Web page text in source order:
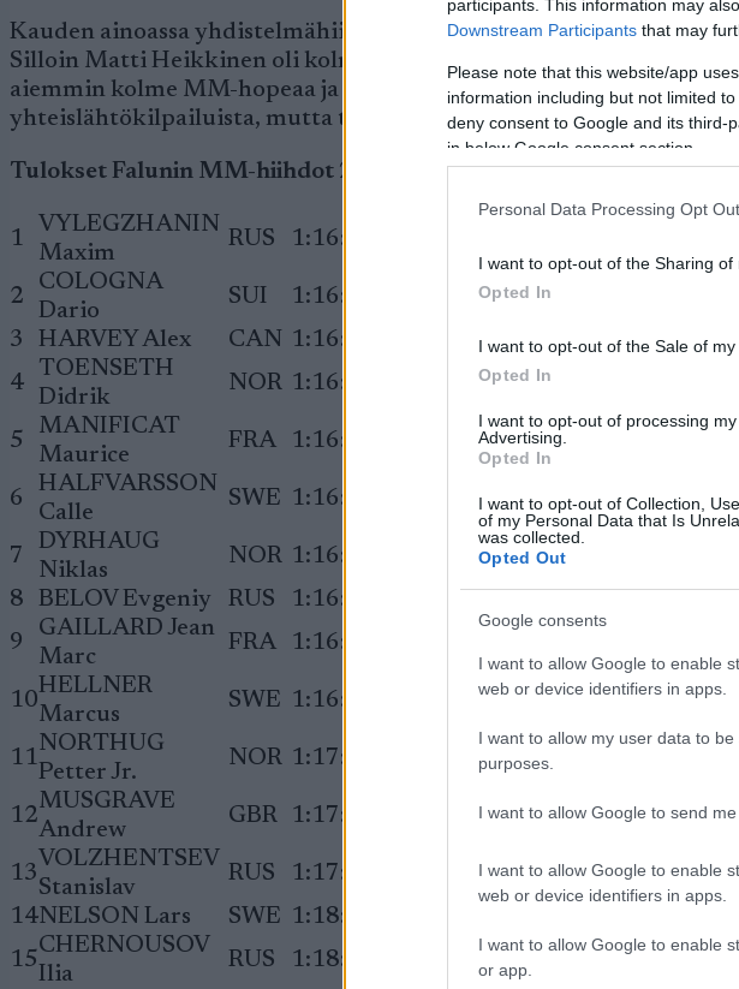
participants. This information may
Downstream Participants that may
Please note that this website/app
information including but not limited
deny consent to Google and its third-
in below Google consent section.
Personal Data Processing Opt
I want to opt-out of the Sharing of
Opted In
I want to opt-out of the Sale of my
Opted In
I want to opt-out of processing
Advertising.
Opted In
I want to opt-out of Collection,
of my Personal Data that Is
was collected.
Opted Out
Google consents
I want to allow Google to enable
web or device identifiers in apps.
I want to allow my user data to
purposes.
I want to allow Google to send
I want to allow Google to enable
web or device identifiers in apps.
I want to allow Google to enable
or app.
Kauden ainoassa yhdistelmähiihdossa ennen Falunia kärkikaksikko
Silloin Matti Heikkinen oli kolmas, mutta tänään Heikkisestä ei
aiemmin kolme MM-hopeaa ja kolme olympiahopeaa. Näistä neljä
yhteislähtökilpailuista, mutta tällä kertaa 32-vuotias venäläinen
Tulokset Falunin MM-hiihdot 21.2. miesten yhdistelmähiihto 15 +
1
VYLEGZHANIN
Maxim
RUS 1:16:25.9
2
COLOGNA
Dario
SUI 1:16:26.3
3
HARVEY Alex CAN 1:16:27.5
4
TOENSETH
Didrik
NOR 1:16:29.3
5
MANIFICAT
Maurice
FRA 1:16:36.1
6
HALFVARSSON
Calle
SWE 1:16:48.7
7
DYRHAUG
Niklas
NOR 1:16:51.8
8
BELOV Evgeniy RUS 1:16:52.6
9
GAILLARD Jean
Marc
FRA 1:16:53.5
10
HELLNER
Marcus
SWE 1:16:57.8
11
NORTHUG
Petter Jr.
NOR 1:17:05.1
12
MUSGRAVE
Andrew
GBR 1:17:56.6
13
VOLZHENTSEV
Stanislav
RUS 1:17:59.8
14NELSON Lars SWE 1:18:03.2
15
CHERNOUSOV
Ilia
RUS 1:18:03.3